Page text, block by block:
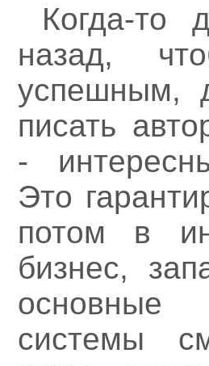
Когда-то
назад,
успешным,
писать
-
Это
потом в
бизнес,
системы